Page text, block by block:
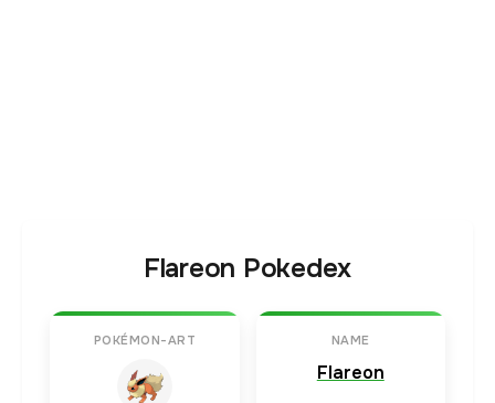
Flareon Pokedex
POKÉMON-ART NAME
Flareon